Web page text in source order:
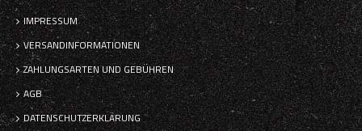
IMPRESSUM
VERSANDINFORMATIONEN
ZAHLUNGSARTEN UND GEBÜHREN
AGB
DATENSCHUTZERKLÄRUNG